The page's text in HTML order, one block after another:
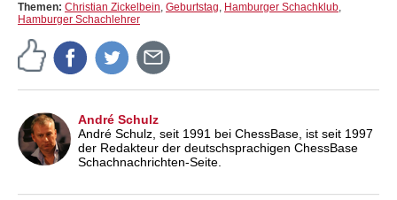
Themen: Christian Zickelbein, Geburtstag, Hamburger Schachklub,
Hamburger Schachlehrer
André Schulz
André Schulz, seit 1991 bei ChessBase, ist seit 1997
der Redakteur der deutschsprachigen ChessBase
Schachnachrichten-Seite.